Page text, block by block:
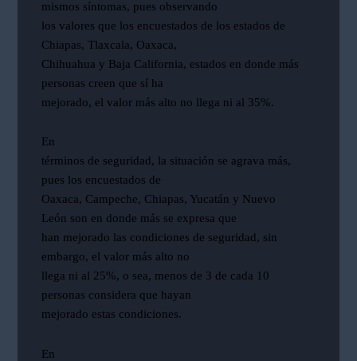
mismos síntomas, pues observando
los valores que los encuestados de los estados de
Chiapas, Tlaxcala, Oaxaca,
Chihuahua y Baja California, estados en donde más
personas creen que sí ha
mejorado, el valor más alto no llega ni al 35%.
En
términos de seguridad, la situación se agrava más,
pues los encuestados de
Oaxaca, Campeche, Chiapas, Yucatán y Nuevo
León son en donde más se expresa que
han mejorado las condiciones de seguridad, sin
embargo, el valor más alto no
llega ni al 25%, o sea, menos de 3 de cada 10
personas considera que hayan
mejorado estas condiciones.
En